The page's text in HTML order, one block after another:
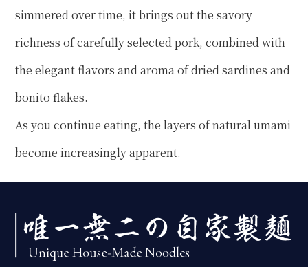
simmered over time, it brings out the savory
richness of carefully selected pork, combined with
the elegant flavors and aroma of dried sardines and
bonito flakes.
As you continue eating, the layers of natural umami
become increasingly apparent.